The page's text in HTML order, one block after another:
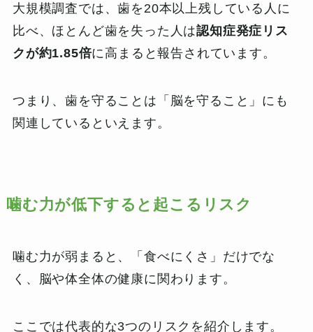
大規模調査では、歯を20本以上残している人に
比べ、ほとんど歯を失った人は認知症発症リス
クが約1.85倍に高まると報告されています。
つまり、歯を守ることは「脳を守ること」にも
関連しているといえます。
噛む力が低下すると起こるリスク
噛む力が弱まると、「食べにくさ」だけでな
く、脳や体全体の健康に関わります。
ここでは代表的な3つのリスクを紹介します。